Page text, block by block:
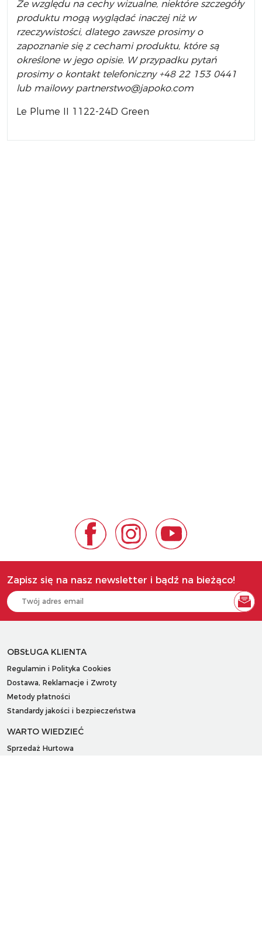
Ze względu na cechy wizualne, niektóre szczegóły
produktu mogą wyglądać inaczej niż w
rzeczywistości, dlatego zawsze prosimy o
zapoznanie się z cechami produktu, które są
określone w jego opisie. W przypadku pytań
prosimy o kontakt telefoniczny +48 22 153 0441
lub mailowy partnerstwo@japoko.com
Le Plume II 1122-24D Green
Zapisz się na nasz newsletter i bądź na bieżąco!
OBSŁUGA KLIENTA
Regulamin i Polityka Cookies
Dostawa, Reklamacje i Zwroty
Metody płatności
Standardy jakości i bezpieczeństwa
WARTO WIEDZIEĆ
Sprzedaż Hurtowa